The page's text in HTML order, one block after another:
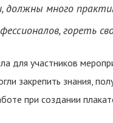
должны много
гореть
для участников
закрепить знания,
при создании